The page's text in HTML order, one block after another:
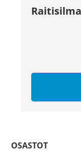
OSASTOT